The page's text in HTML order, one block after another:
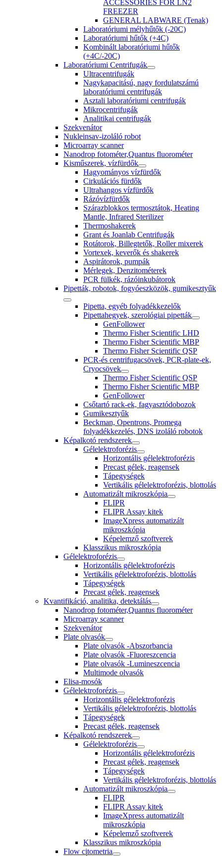
ACCESSORIES FOR LN2
FREEZER
GENERAL LABWARE (Tenak)
Laboratóriumi mélyhűtők (-20C)
Laboratóriumi hűtők (+4C)
Kombinált laboratóriumi hűtők
(+4C/-20C)
Laboratóriumi Centrifugák
Ultracentrifugák
Nagykapacitású, nagy fordulatszámú
laboratóriumi centrifugák
Asztali laboratóriumi centrifugák
Mikrocentrifugák
Analitikai centrifugák
Szekvenátor
Nukleinsav-izoláló robot
Microarray scanner
Nanodrop fotométer,Quantus fluorométer
Kisműszerek, vízfürdők
Hagyományos vízfürdők
Cirkulációs fürdők
Ultrahangos vízfürdők
Rázóvízfürdők
Szárazblokkos termosztátok, Heating
Mantle, Infrared Sterilizer
Thermoshakerek
Grant és Joanlab Centrifugák
Rotátorok, Billegtetők, Roller mixerek
Vortexek, keverők és shakerek
Aspirátorok, pumpák
Mérlegek, Denzitométerek
PCR fülkék, rázóinkubátorok
Pipetták, robotok, fogyóeszközök, gumikesztyűk
Pipetta, egyéb folyadékkezelők
Pipettahegyek, szerológiai pipetták
GenFollower
Thermo Fisher Scientific LHD
Thermo Fisher Scientific MBP
Thermo Fisher Scientific QSP
PCR-és centrifugacsövek, PCR-plate-ek,
Cryocsövek
Thermo Fisher Scientific QSP
Thermo Fisher Scientific MBP
GenFollower
Csőtartó rack-ek, fagyasztódobozok
Gumikesztyűk
Beckman, Opentrons, Promega
folyadékkezelés, DNS izoláló robotok
Képalkotó rendszerek
Gélelektroforézis
Horizontális gélelektroforézis
Precast gélek, reagensek
Tápegységek
Vertikális gélelektroforézis, blottolás
Automatizált mikroszkópia
FLIPR
FLIPR Assay kitek
ImageXpress automatizált
mikroszkópia
Képelemző szoftverek
Klasszikus mikroszkópia
Gélelektroforézis
Horizontális gélelektroforézis
Vertikális gélelektroforézis, blottolás
Tápegységek
Precast gélek, reagensek
Kvantifikáció, analitika, detektálás
Nanodrop fotométer,Quantus fluorométer
Microarray scanner
Szekvenátor
Plate olvasók
Plate olvasók -Abszorbancia
Plate olvasók -Fluoreszcencia
Plate olvasók -Lumineszcencia
Multimode olvasók
Elisa-mosók
Gélelektroforézis
Horizontális gélelektroforézis
Vertikális gélelektroforézis, blottolás
Tápegységek
Precast gélek, reagensek
Képalkotó rendszerek
Gélelektroforézis
Horizontális gélelektroforézis
Precast gélek, reagensek
Tápegységek
Vertikális gélelektroforézis, blottolás
Automatizált mikroszkópia
FLIPR
FLIPR Assay kitek
ImageXpress automatizált
mikroszkópia
Képelemző szoftverek
Klasszikus mikroszkópia
Flow citometria